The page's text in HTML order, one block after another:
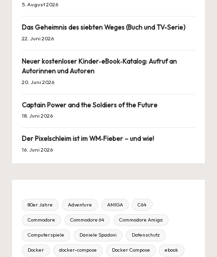
5. August 2026
Das Geheimnis des siebten Weges (Buch und TV-Serie)
22. Juni 2026
Neuer kostenloser Kinder‑eBook‑Katalog: Aufruf an
Autorinnen und Autoren
20. Juni 2026
Captain Power and the Soldiers of the Future
18. Juni 2026
Der Pixelschleim ist im WM‑Fieber – und wie!
16. Juni 2026
80er Jahre Adventure AMIGA C64
Commodore Commodore 64 Commodore Amiga
Computerspiele Daniele Spadoni Datenschutz
Docker docker-compose Docker Compose ebook